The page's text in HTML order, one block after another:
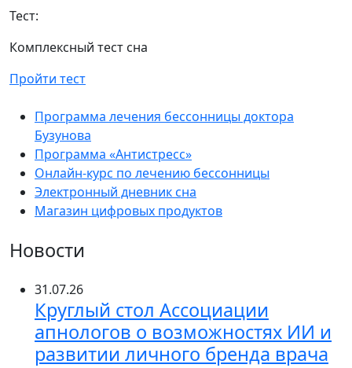
Тест:
Комплексный тест сна
Пройти тест
Программа лечения бессонницы доктора
Бузунова
Программа «Антистресс»
Онлайн-курс по лечению бессонницы
Электронный дневник сна
Магазин цифровых продуктов
Новости
31.07.26
Круглый стол Ассоциации
апнологов о возможностях ИИ и
развитии личного бренда врача